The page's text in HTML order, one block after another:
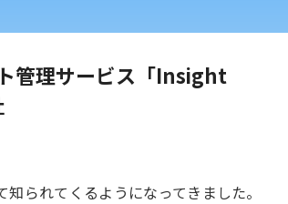
管理サービス「Insight
られてくるようになってきました。